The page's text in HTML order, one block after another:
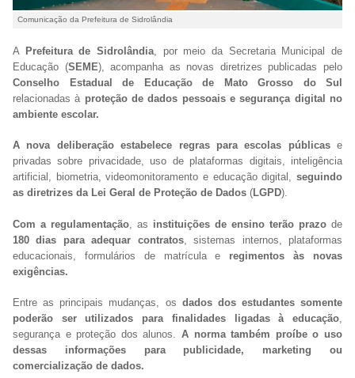
Comunicação da Prefeitura de Sidrolândia
A Prefeitura de Sidrolândia, por meio da Secretaria Municipal de
Educação (SEME), acompanha as novas diretrizes publicadas pelo
Conselho Estadual de Educação de Mato Grosso do Sul
relacionadas à proteção de dados pessoais e segurança digital no
ambiente escolar.
A nova deliberação estabelece regras para escolas públicas e
privadas sobre privacidade, uso de plataformas digitais, inteligência
artificial, biometria, videomonitoramento e educação digital, seguindo
as diretrizes da Lei Geral de Proteção de Dados (LGPD).
Com a regulamentação , as instituições de ensino terão prazo de
180 dias para adequar contratos, sistemas internos, plataformas
educacionais, formulários de matrícula e regimentos às novas
exigências.
Entre as principais mudanças, os dados dos estudantes somente
poderão ser utilizados para finalidades ligadas à educação
segurança e proteção dos alunos.
A norma também proíbe o uso
dessas informações para publicidade, marketing ou
comercialização de dados.